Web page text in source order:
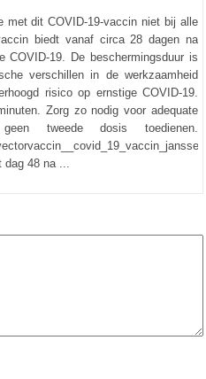
met dit COVID-19-vaccin niet bij alle
biedt vanaf circa 28 dagen na
COVID-19. De beschermingsduur is
verschillen in de werkzaamheid
risico op ernstige COVID-19.
Zorg zo nodig voor adequate
tweede dosis toedienen.
dag 48 na ...